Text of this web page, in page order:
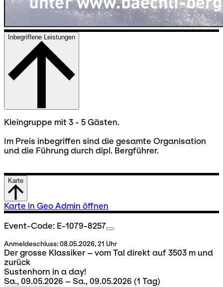
Inbegriffene Leistungen
Kleingruppe mit 3 - 5 Gästen.
Im Preis inbegriffen sind die gesamte Organisation
und die Führung durch dipl. Bergführer.
Karte
Karte in Geo Admin öffnen
Event-Code: E-1079-8257
Anmeldeschluss:08.05.2026, 21 Uhr
Der grosse Klassiker – vom Tal direkt auf 3503 m und
zurück
Sustenhorn in a day!
Sa., 09.05.2026 – Sa., 09.05.2026 (1 Tag)